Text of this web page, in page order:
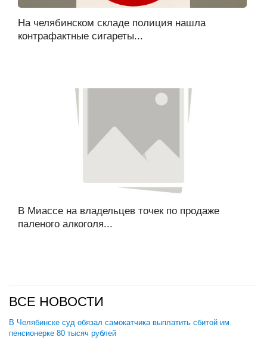
На челябинском складе полиция нашла
контрафактные сигареты...
В Миассе на владельцев точек по продаже
паленого алкоголя...
ВСЕ НОВОСТИ
В Челябинске суд обязал самокатчика выплатить сбитой им
пенсионерке 80 тысяч рублей